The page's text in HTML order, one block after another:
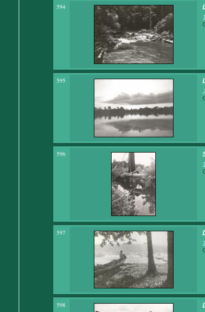
594
595
596
597
598